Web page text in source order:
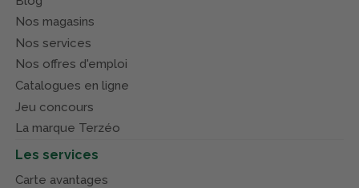
Nos magasins
Nos services
Nos offres d'emploi
Catalogues en ligne
Jeu concours
La marque Terzéo
Les services
Carte avantages